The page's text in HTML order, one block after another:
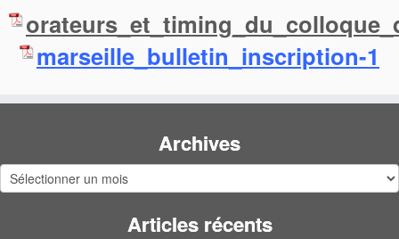
marseille_bulletin_inscription-1
Archives
Archives
Articles récents